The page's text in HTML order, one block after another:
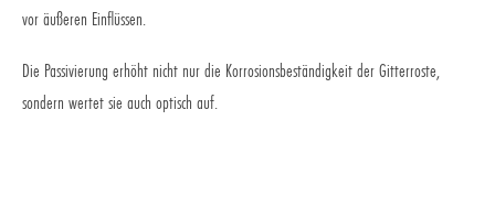
vor äußeren Einflüssen.
Die Passivierung erhöht nicht nur die Korrosionsbeständigkeit der Gitterroste,
sondern wertet sie auch optisch auf.